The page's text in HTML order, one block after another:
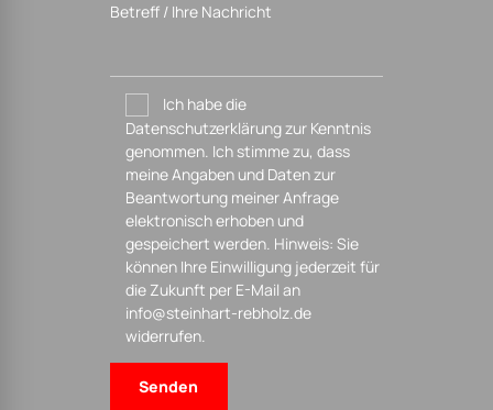
Betreff / Ihre Nachricht
Ich habe die
Datenschutzerklärung zur Kenntnis
genommen. Ich stimme zu, dass
meine Angaben und Daten zur
Beantwortung meiner Anfrage
elektronisch erhoben und
gespeichert werden. Hinweis: Sie
können Ihre Einwilligung jederzeit für
die Zukunft per E-Mail an
info@steinhart-rebholz.de
widerrufen.